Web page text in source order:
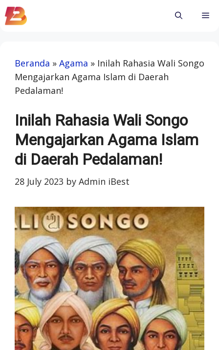
Skip
to
Beranda » Agama » Inilah Rahasia Wali Songo
Mengajarkan Agama Islam di Daerah
Pedalaman!
Inilah Rahasia Wali Songo
Mengajarkan Agama Islam
di Daerah Pedalaman!
28 July 2023 by Admin iBest